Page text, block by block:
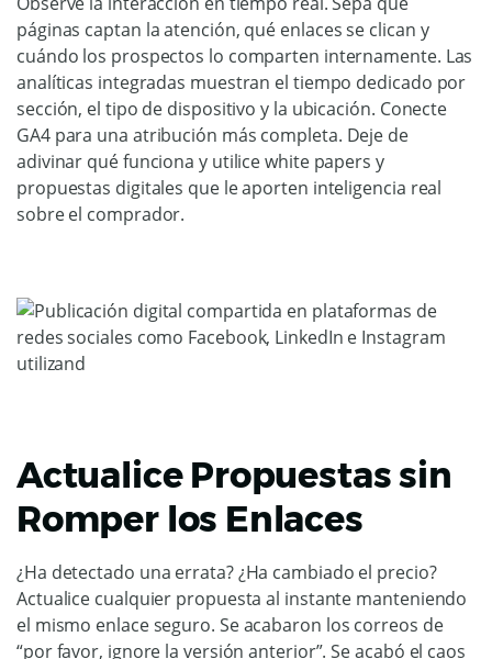
páginas captan la atención, qué enlaces se clican y
cuándo los prospectos lo comparten internamente. Las
analíticas integradas muestran el tiempo dedicado por
sección, el tipo de dispositivo y la ubicación. Conecte
GA4 para una atribución más completa. Deje de
adivinar qué funciona y utilice white papers y
propuestas digitales que le aporten inteligencia real
sobre el comprador.
Actualice Propuestas sin
Romper los Enlaces
¿Ha detectado una errata? ¿Ha cambiado el precio?
Actualice cualquier propuesta al instante manteniendo
el mismo enlace seguro. Se acabaron los correos de
“por favor, ignore la versión anterior”. Se acabó el caos